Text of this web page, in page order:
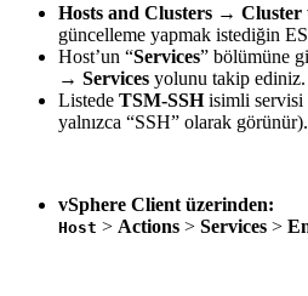
Hosts and Clusters → Cluster
güncelleme yapmak istediğin
Host’un “Services” bölümüne
→ Services yolunu takip ediniz.
Listede TSM-SSHisimli servisi
yalnızca “SSH” olarak görünür).
vSphere Client üzerinden:
Host > Actions > Services >